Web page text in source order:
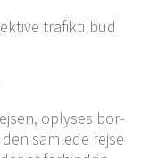
trafiktilbud
oply­ses bor­
sam­le­de rejse